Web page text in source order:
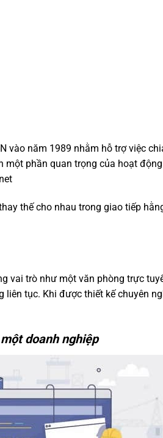
vào năm 1989 nhằm hỗ trợ việc
phần quan trọng của hoạt
thế cho nhau trong giao tiếp
vai trò như một văn phòng trực
tục. Khi được thiết kế chuyên
doanh nghiệp